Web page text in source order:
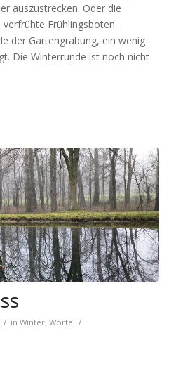
auszustrecken. Oder die
Frühlingsboten.
der Gartengrabung, ein wenig
Die Winterrunde ist noch nicht
/ in Winter, Worte /